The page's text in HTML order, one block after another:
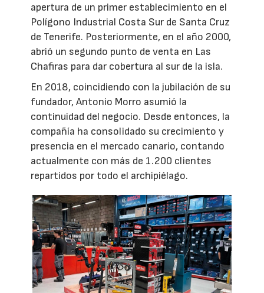
apertura de un primer establecimiento en el
Polígono Industrial Costa Sur de Santa Cruz
de Tenerife. Posteriormente, en el año 2000,
abrió un segundo punto de venta en Las
Chafiras para dar cobertura al sur de la isla.
En 2018, coincidiendo con la jubilación de su
fundador, Antonio Morro asumió la
continuidad del negocio. Desde entonces, la
compañía ha consolidado su crecimiento y
presencia en el mercado canario, contando
actualmente con más de 1.200 clientes
repartidos por todo el archipiélago.